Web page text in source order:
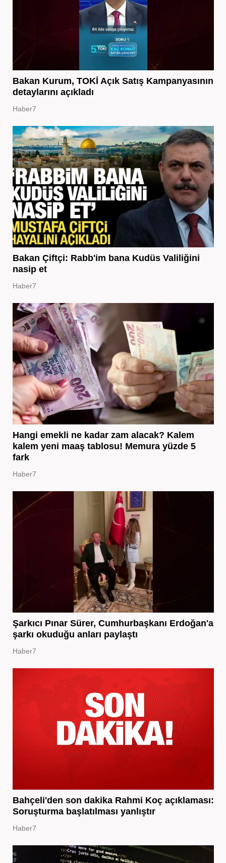
Bakan Kurum, TOKİ Açık Satış Kampanyasının
detaylarını açıkladı
Haber7
Bakan Çiftçi: Rabb'im bana Kudüs Valiliğini
nasip et
Haber7
Hangi emekli ne kadar zam alacak? Kalem
kalem yeni maaş tablosu! Memura yüzde 5
fark
Haber7
Şarkıcı Pınar Sürer, Cumhurbaşkanı Erdoğan'a
şarkı okuduğu anları paylaştı
Haber7
Bahçeli'den son dakika Rahmi Koç açıklaması:
Soruşturma başlatılması yanlıştır
Haber7